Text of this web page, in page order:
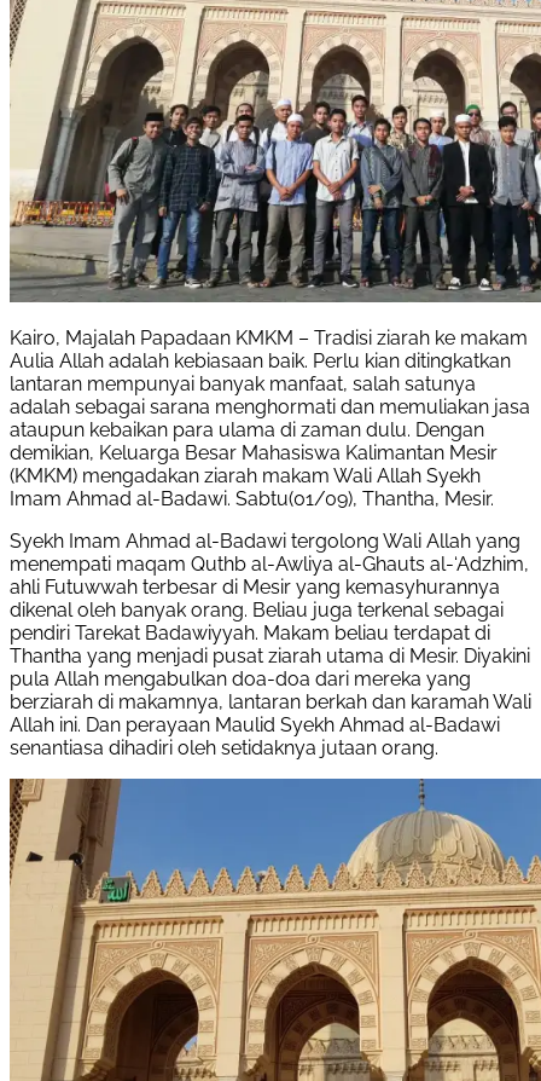
Kairo, Majalah Papadaan KMKM – Tradisi ziarah ke makam
Aulia Allah adalah kebiasaan baik. Perlu kian ditingkatkan
lantaran mempunyai banyak manfaat, salah satunya
adalah sebagai sarana menghormati dan memuliakan jasa
ataupun kebaikan para ulama di zaman dulu. Dengan
demikian, Keluarga Besar Mahasiswa Kalimantan Mesir
(KMKM) mengadakan ziarah makam Wali Allah Syekh
Imam Ahmad al-Badawi. Sabtu(01/09), Thantha, Mesir.
Syekh Imam Ahmad al-Badawi tergolong Wali Allah yang
menempati maqam Quthb al-Awliya al-Ghauts al-‘Adzhim,
ahli Futuwwah terbesar di Mesir yang kemasyhurannya
dikenal oleh banyak orang. Beliau juga terkenal sebagai
pendiri Tarekat Badawiyyah. Makam beliau terdapat di
Thantha yang menjadi pusat ziarah utama di Mesir. Diyakini
pula Allah mengabulkan doa-doa dari mereka yang
berziarah di makamnya, lantaran berkah dan karamah Wali
Allah ini. Dan perayaan Maulid Syekh Ahmad al-Badawi
senantiasa dihadiri oleh setidaknya jutaan orang.